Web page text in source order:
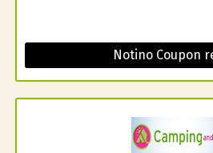
Notino Coupon